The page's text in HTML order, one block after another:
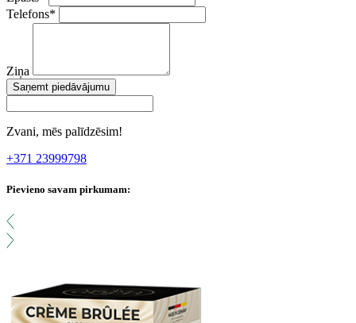
Telefons*
Ziņa
Saņemt piedāvājumu
Zvani, mēs palīdzēsim!
+371 23999798
Pievieno savam pirkumam: